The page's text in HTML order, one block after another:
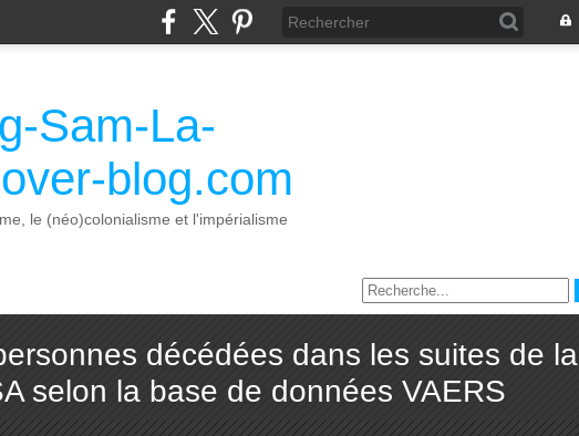
Sam-La-
blog.com
le (néo)colonialisme et l'impérialisme
décédées dans les suites de la
selon la base de données VAERS